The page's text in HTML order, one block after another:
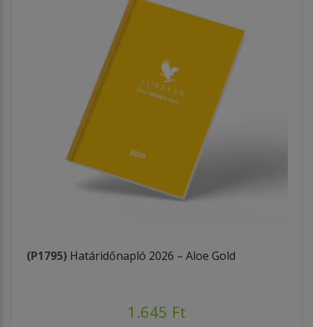
(P1795) Határidőnapló 2026 – Aloe Gold
1.645 Ft